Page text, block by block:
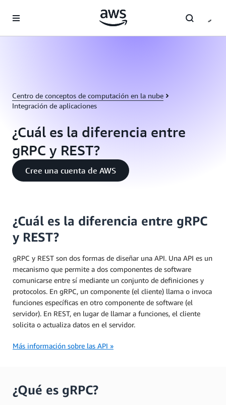
Centro de conceptos de computación en la nube
Integración de aplicaciones
¿Cuál es la diferencia entre
gRPC y REST?
Cree una cuenta de AWS
¿Cuál es la diferencia entre gRPC
y REST?
gRPC y REST son dos formas de diseñar una API. Una API es un
mecanismo que permite a dos componentes de software
comunicarse entre sí mediante un conjunto de definiciones y
protocolos. En gRPC, un componente (el cliente) llama o invoca
funciones específicas en otro componente de software (el
servidor). En REST, en lugar de llamar a funciones, el cliente
solicita o actualiza datos en el servidor.
Más información sobre las API »
¿Qué es gRPC?